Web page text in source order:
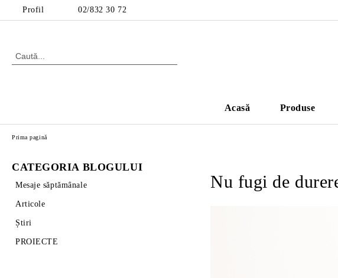
Profil 02/832 30 72
Acasă Produse
CATEGORIA BLOGULUI
Mesaje săptămânale
Articole
Știri
PROIECTE
Prima pagină
Nu fugi de